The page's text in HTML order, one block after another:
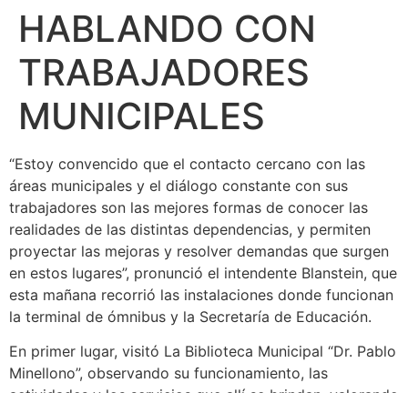
HABLANDO CON
TRABAJADORES
MUNICIPALES
“Estoy convencido que el contacto cercano con las
áreas municipales y el diálogo constante con sus
trabajadores son las mejores formas de conocer las
realidades de las distintas dependencias, y permiten
proyectar las mejoras y resolver demandas que surgen
en estos lugares”, pronunció el intendente Blanstein, que
esta mañana recorrió las instalaciones donde funcionan
la terminal de ómnibus y la Secretaría de Educación.
En primer lugar, visitó La Biblioteca Municipal “Dr. Pablo
Minellono”, observando su funcionamiento, las